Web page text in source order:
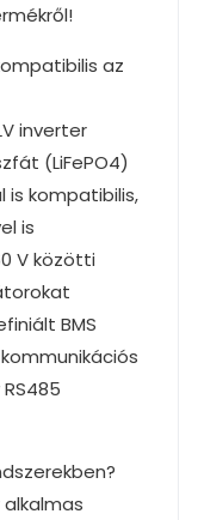
az
inverter
(LiFePO4)
is kompatibilis,
is
V közötti
BMS
alkalmas